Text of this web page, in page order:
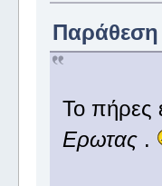
Παράθεση
Το πήρες
Ερωτας .